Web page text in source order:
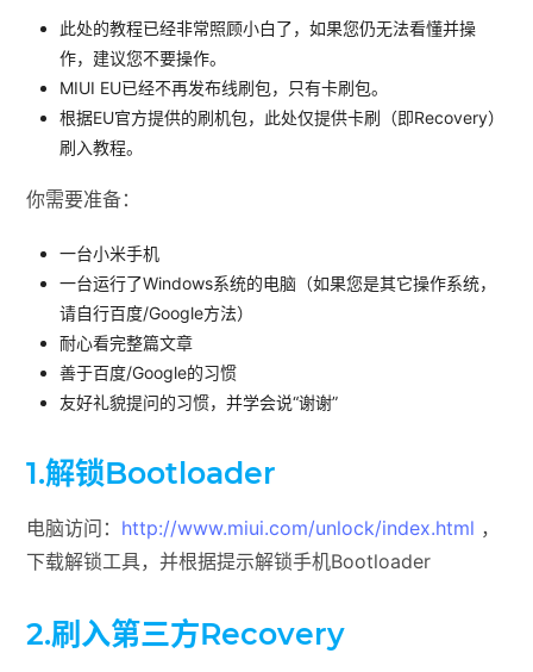
此处的教程已经非常照顾小白了，如果您仍无法看懂并操
作，建议您不要操作。
MIUI EU已经不再发布线刷包，只有卡刷包。
根据EU官方提供的刷机包，此处仅提供卡刷（即Recovery）
刷入教程。
你需要准备：
一台小米手机
一台运行了Windows系统的电脑（如果您是其它操作系统，
请自行百度/Google方法）
耐心看完整篇文章
善于百度/Google的习惯
友好礼貌提问的习惯，并学会说“谢谢”
1.解锁Bootloader
电脑访问： http://www.miui.com/unlock/index.html ，
下载解锁工具，并根据提示解锁手机Bootloader
2.刷入第三方Recovery